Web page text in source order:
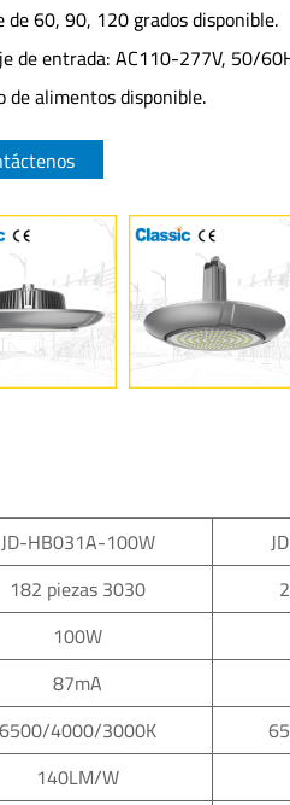
de 60, 90, 120 grados disponible.
de entrada: AC110-277V, 50/
de alimentos disponible.
JD-HB031A-100W
182 piezas 3030
100W
87mA
6500/4000/3000K
140LM/W